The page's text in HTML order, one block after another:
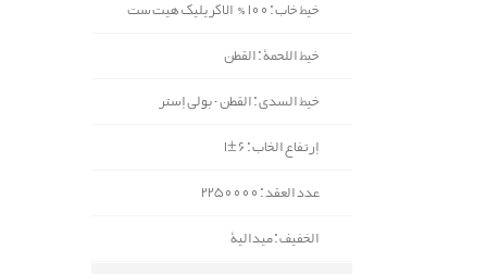
خيط خاب : 100% الاكريليك هیت ست
خيط اللحمة : القطن
خيط السدی : القطن - بولي إستر
إرتفاع الخاب : 6±1
عدد العقد : 2250000
الخفيف : ميدالية